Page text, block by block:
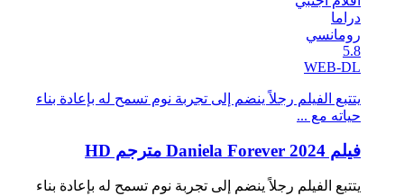
دراما
رومانسي
5.8
WEB-DL
يتتبع الفيلم رجلاً ينضم إلى تجربة نوم تسمح له بإعادة بناء
حياته مع ...
فيلم Daniela Forever 2024 مترجم HD
يتتبع الفيلم رجلاً ينضم إلى تجربة نوم تسمح له بإعادة بناء